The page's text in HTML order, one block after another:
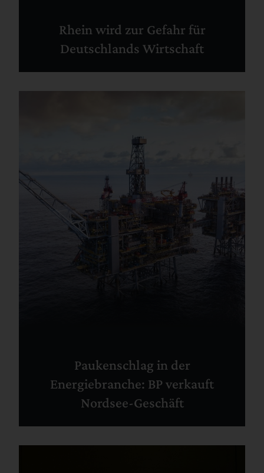
Rhein wird zur Gefahr für
Deutschlands Wirtschaft
Paukenschlag in der
Energiebranche: BP verkauft
Nordsee-Geschäft